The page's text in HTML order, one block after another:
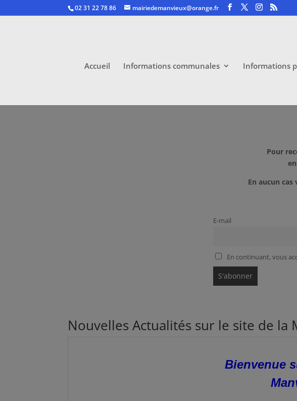
02 31 22 78 86 mairiedemanvieux@orange.fr
Accueil Informations communales Informations
Pour
En aucun
E-mail
En continuant, vous
Nouvelles Actualités sur le site de